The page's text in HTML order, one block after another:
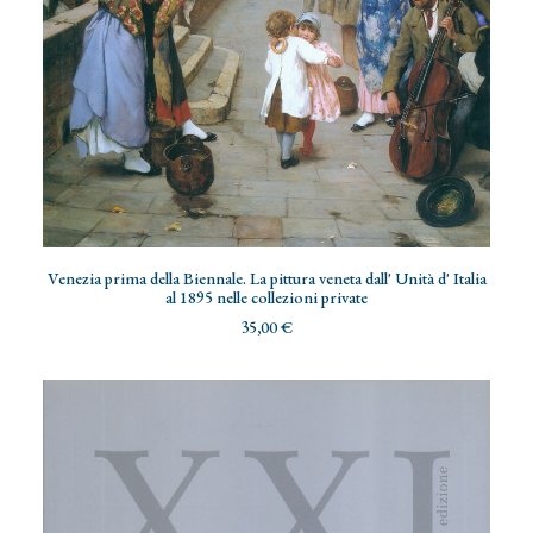
AGGIUNGI AL CARRELLO
Venezia prima della Biennale. La pittura veneta dall' Unità d' Italia
al 1895 nelle collezioni private
35,00€